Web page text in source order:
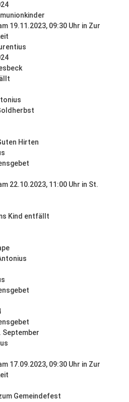
19.11.2023, 09:30 Uhr in Zur
Hirten
22.10.2023, 11:00 Uhr in St.
Kind entfällt
September
17.09.2023, 09:30 Uhr in Zur
Gemeindefest